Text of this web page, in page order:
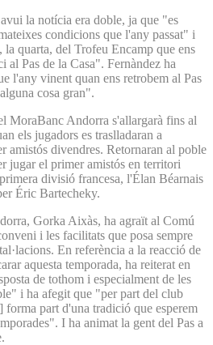
la notícia era doble, ja que "es
condicions que l'any passat" i
quarta, del Trofeu Encamp que ens
al Pas de la Casa". Fernàndez ha
l'any vinent quan ens retrobem al Pas
cosa gran".
MoraBanc Andorra s'allargarà fins al
els jugadors es traslladaran a
amistós divendres. Retornaran al poble
jugar el primer amistós en territori
divisió francesa, l'Élan Béarnais
Éric Bartecheky.
Gorka Aixàs, ha agraït al Comú
i les facilitats que posa sempre
En referència a la reacció de
aquesta temporada, ha reiterat en
de tothom i especialment de les
i ha afegit que "per part del club
forma part d'una tradició que esperem
I ha animat la gent del Pas a